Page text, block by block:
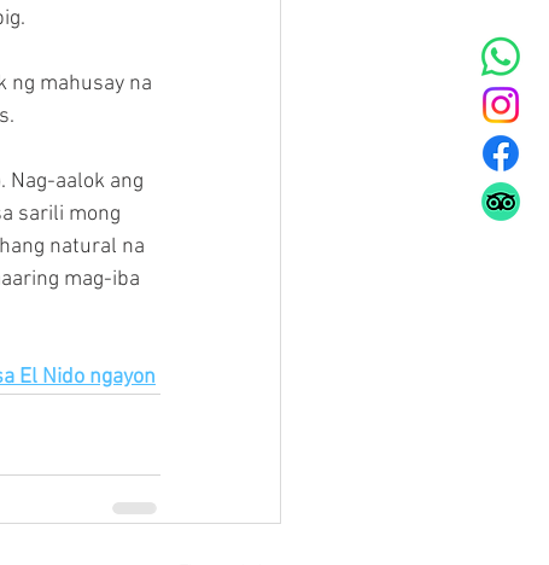
ng mahusay na
Nag-aalok ang
sarili mong
natural na
mag-iba
El Nido ngayon